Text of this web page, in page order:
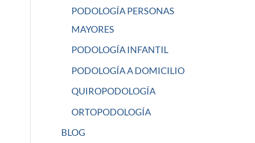
PODOLOGÍA PERSONAS
MAYORES
PODOLOGÍA INFANTIL
PODOLOGÍA A DOMICILIO
QUIROPODOLOGÍA
ORTOPODOLOGÍA
BLOG